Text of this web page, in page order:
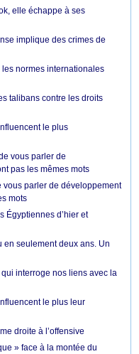
elle échappe à ses
implique des crimes de
normes internationales
talibans contre les droits
le plus
vous parler de
pas les mêmes mots
vous parler de développement
mots
Égyptiennes d’hier et
en seulement deux ans. Un
interroge nos liens avec la
le plus leur
droite à l’offensive
» face à la montée du